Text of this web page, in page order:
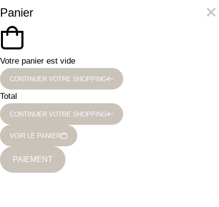
Panier
Votre panier est vide
CONTINUER VOTRE SHOPPING
Total
CONTINUER VOTRE SHOPPING
VOIR LE PANIER
PAIEMENT